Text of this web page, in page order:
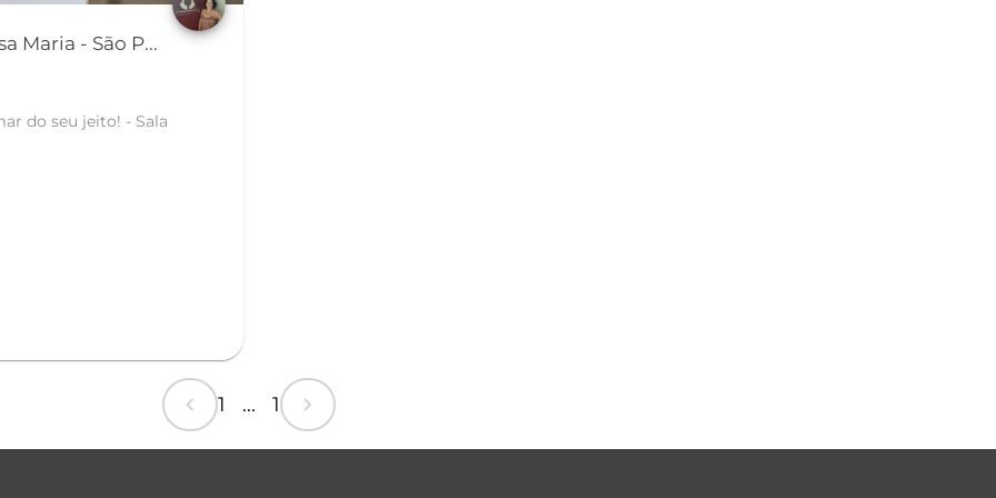
Maria - São P...
chevron_left 1 ... 1 chevron_right